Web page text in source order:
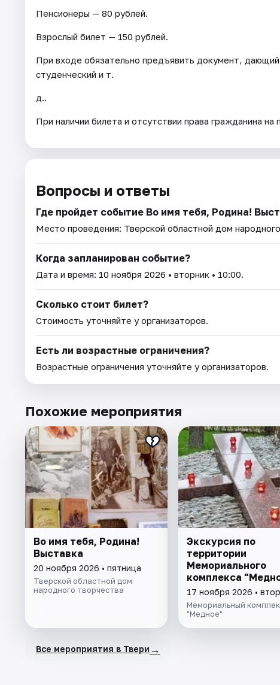
Пенсионеры — 80 рублей.
Взрослый билет — 150 рублей.
При входе обязательно предъявить документ,
студенческий и т.
д..
При наличии билета и отсутствии права гражданина на
Вопросы и ответы
Где пройдет событие Во имя тебя, Родина!
Место проведения: Тверской областной дом
Когда запланирован событие?
Дата и время: 10 ноября 2026 • вторник • 10:00.
Сколько стоит билет?
Стоимость уточняйте у организаторов.
Есть ли возрастные ограничения?
Возрастные ограничения уточняйте у организаторов.
Похожие мероприятия
Во имя тебя, Родина!
Выставка
20 ноября 2026 • пятница
Тверской областной дом
народного творчества
Экскурсия по
территории
Мемориального
комплекса
17 ноября 2026 •
Мемориальный
"Медное"
Все мероприятия в Твери →